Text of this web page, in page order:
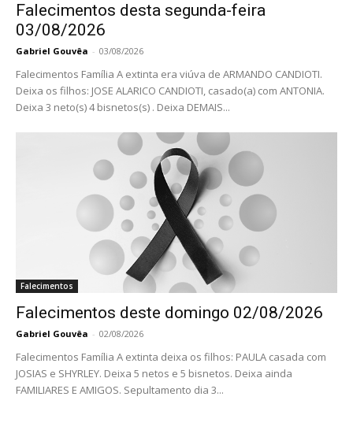
Falecimentos desta segunda-feira
03/08/2026
Gabriel Gouvêa - 03/08/2026
Falecimentos Família A extinta era viúva de ARMANDO CANDIOTI.
Deixa os filhos: JOSE ALARICO CANDIOTI, casado(a) com ANTONIA.
Deixa 3 neto(s) 4 bisnetos(s) . Deixa DEMAIS...
Falecimentos
Falecimentos deste domingo 02/08/2026
Gabriel Gouvêa - 02/08/2026
Falecimentos Família A extinta deixa os filhos: PAULA casada com
JOSIAS e SHYRLEY. Deixa 5 netos e 5 bisnetos. Deixa ainda
FAMILIARES E AMIGOS. Sepultamento dia 3...